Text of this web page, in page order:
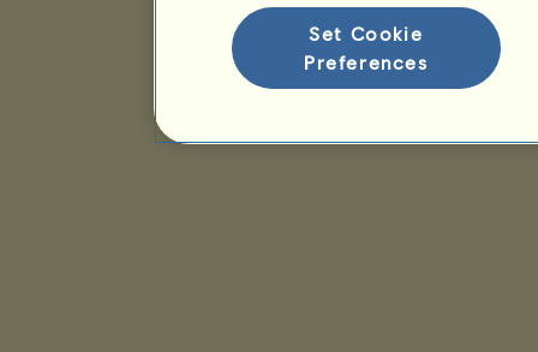
Set Cookie
Preferences